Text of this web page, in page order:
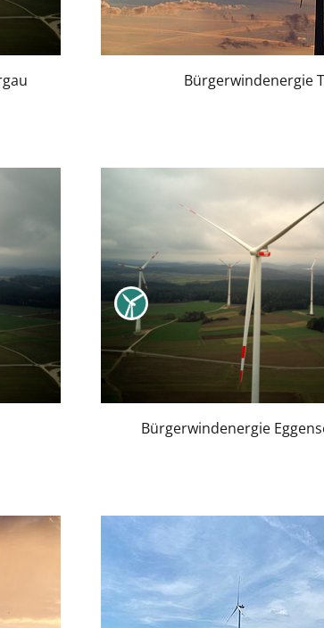
Bürgerwindenergie
Bürgerwindenergie